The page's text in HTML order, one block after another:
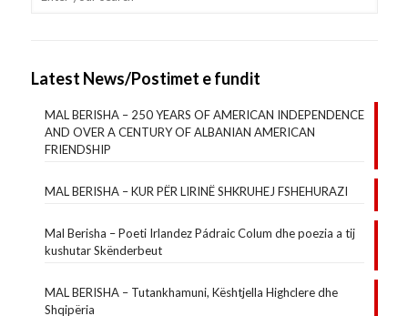
Latest News/Postimet e fundit
MAL BERISHA – 250 YEARS OF AMERICAN INDEPENDENCE
AND OVER A CENTURY OF ALBANIAN AMERICAN
FRIENDSHIP
MAL BERISHA – KUR PËR LIRINË SHKRUHEJ FSHEHURAZI
Mal Berisha – Poeti Irlandez Pádraic Colum dhe poezia a tij
kushutar Skënderbeut
MAL BERISHA – Tutankhamuni, Kështjella Highclere dhe
Shqipëria